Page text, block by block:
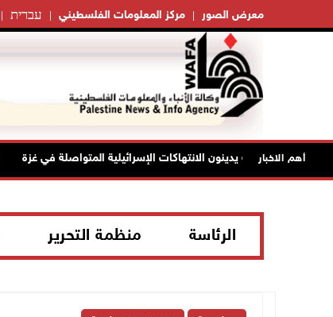
עברית مركز المعلومات الفلسطيني معرض الصور
أهم الاخبار
الرئاسة منظمة التحرير